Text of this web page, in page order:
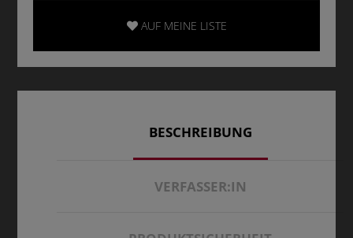
AUF MEINE LISTE
BESCHREIBUNG
VERFASSER:IN